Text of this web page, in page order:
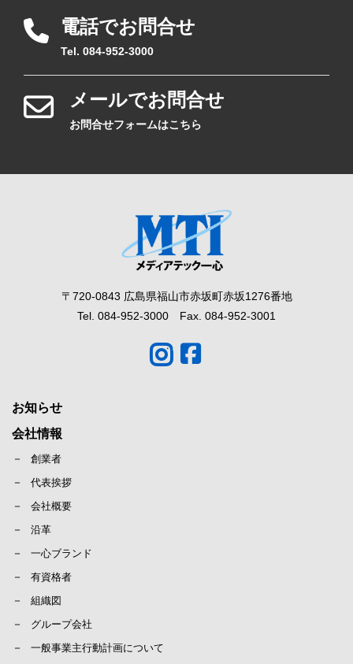
電話でお問合せ
Tel. 084-952-3000
メールでお問合せ
お問合せフォームはこちら
〒720-0843 広島県福山市赤坂町赤坂1276番地
Tel. 084-952-3000 Fax. 084-952-3001
お知らせ
会社情報
創業者
代表挨拶
会社概要
沿革
一心ブランド
有資格者
組織図
グループ会社
一般事業主行動計画について